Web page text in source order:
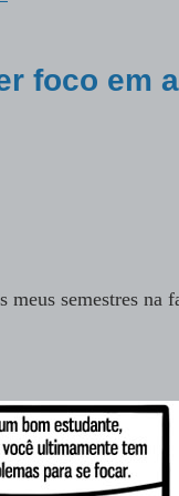
foco em
meus semestres na